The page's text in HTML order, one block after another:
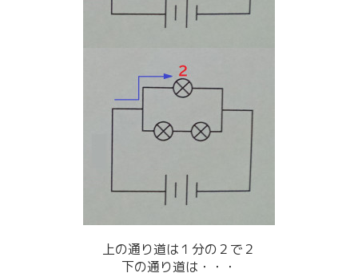
上の通り道は１分の２で２
下の通り道は・・・